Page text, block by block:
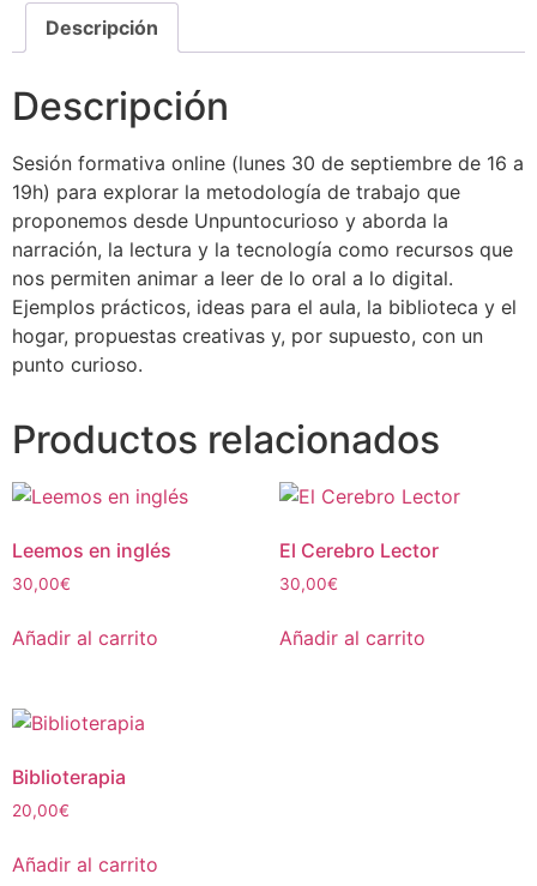
Descripción
Descripción
Sesión formativa online (lunes 30 de septiembre de 16 a
19h) para explorar la metodología de trabajo que
proponemos desde Unpuntocurioso y aborda la
narración, la lectura y la tecnología como recursos que
nos permiten animar a leer de lo oral a lo digital.
Ejemplos prácticos, ideas para el aula, la biblioteca y el
hogar, propuestas creativas y, por supuesto, con un
punto curioso.
Productos relacionados
Leemos en inglés
30,00€
Añadir al carrito
El Cerebro Lector
30,00€
Añadir al carrito
Biblioterapia
20,00€
Añadir al carrito